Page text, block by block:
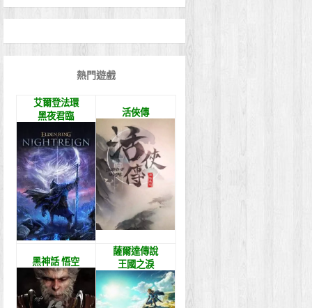
熱門遊戲
艾爾登法環
黑夜君臨
活俠傳
黑神話 悟空
薩爾達傳說
王國之淚